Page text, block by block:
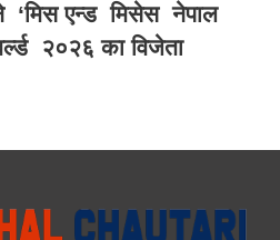
‘मिस एन्ड मिसेस नेपाल
२०२६ का विजेता